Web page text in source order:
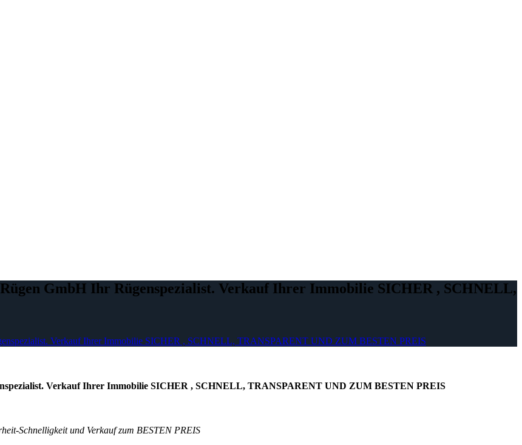
GmbH Ihr Rügenspezialist. Verkauf Ihrer Immobilie SICHER , SCHNELL,
Verkauf Ihrer Immobilie SICHER , SCHNELL, TRANSPARENT UND ZUM BESTEN PREIS
Verkauf Ihrer Immobilie SICHER , SCHNELL, TRANSPARENT UND ZUM BESTEN PREIS
Schnelligkeit und Verkauf zum BESTEN PREIS